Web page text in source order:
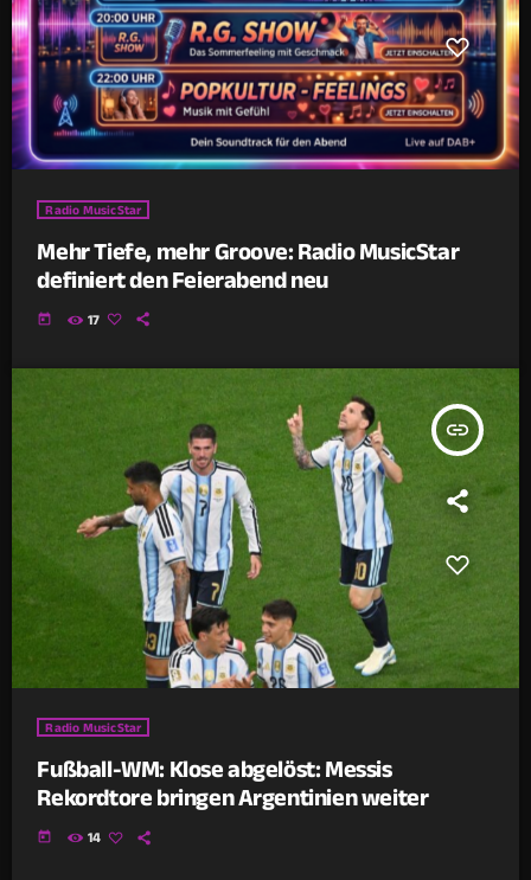
Radio MusicStar
Mehr Tiefe, mehr Groove: Radio MusicStar
definiert den Feierabend neu
today 17
insert_link
Radio MusicStar
Fußball-WM: Klose abgelöst: Messis
Rekordtore bringen Argentinien weiter
today 14